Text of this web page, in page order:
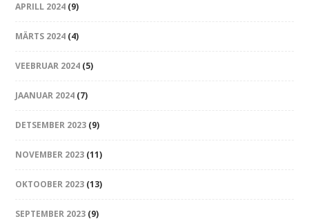
APRILL 2024 (9)
MÄRTS 2024 (4)
VEEBRUAR 2024 (5)
JAANUAR 2024 (7)
DETSEMBER 2023 (9)
NOVEMBER 2023 (11)
OKTOOBER 2023 (13)
SEPTEMBER 2023 (9)